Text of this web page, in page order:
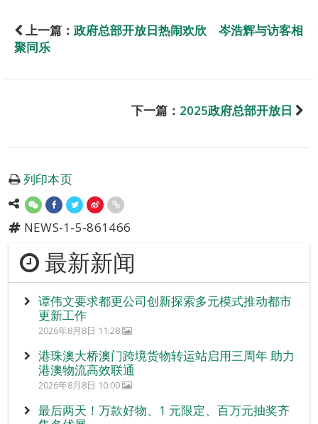
上一篇： 政府总部开放日热闹欢欣 岑浩辉与访客相
聚同乐
下一篇： 2025政府总部开放日
列印本页
NEWS-1-5-861466
最新新闻
谭伟文要求都更公司创新探索多元模式推动都市
更新工作
2026年8月8日 11:28
港珠澳大桥澳门跨境货物转运站启用三周年 助力
港澳物流高效联通
2026年8月8日 10:00
最后两天！万款好物、1 元限定、百万元抽奖齐